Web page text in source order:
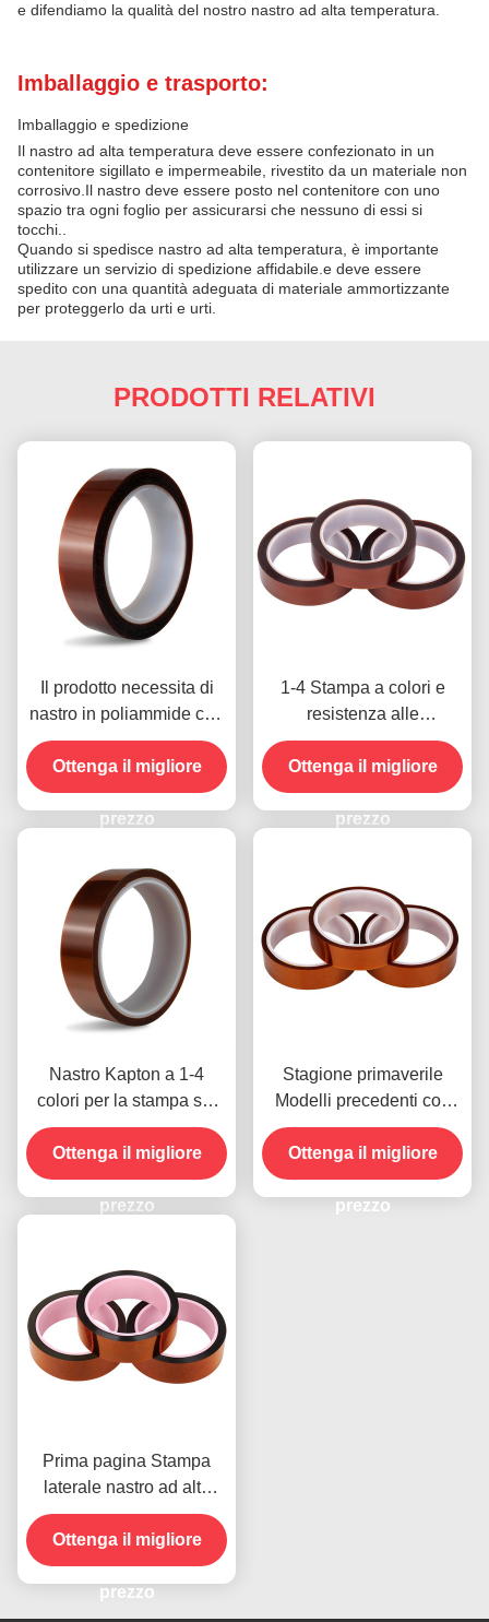
e difendiamo la qualità del nostro nastro ad alta temperatura.
Imballaggio e trasporto:
Imballaggio e spedizione
Il nastro ad alta temperatura deve essere confezionato in un
contenitore sigillato e impermeabile, rivestito da un materiale non
corrosivo.Il nastro deve essere posto nel contenitore con uno
spazio tra ogni foglio per assicurarsi che nessuno di essi si
tocchi..
Quando si spedisce nastro ad alta temperatura, è importante
utilizzare un servizio di spedizione affidabile.e deve essere
spedito con una quantità adeguata di materiale ammortizzante
per proteggerlo da urti e urti.
PRODOTTI RELATIVI
Il prodotto necessita di
nastro in poliammide con
resistenza alla tensione
di 1000V
Ottenga il migliore
prezzo
1-4 Stampa a colori e
resistenza alle
temperature -10C-80C
Metodo di pagamento con
carta di credito per
modelli precedenti
Ottenga il migliore
prezzo
Nastro Kapton a 1-4
colori per la stampa sul
lato anteriore
Ottenga il migliore
prezzo
Stagione primaverile
Modelli precedenti con
resistenza all'umidità e
resistenza alla buccia
2.5N/25mm
Ottenga il migliore
prezzo
Prima pagina Stampa
laterale nastro ad alta
temperatura per il
prodotto in magazzino
Ottenga il migliore
prezzo